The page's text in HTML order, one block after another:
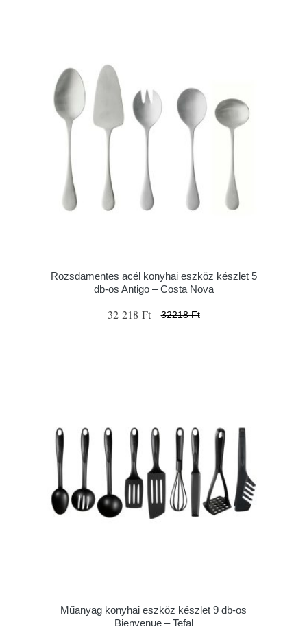
Rozsdamentes acél konyhai eszköz készlet 5
db-os Antigo – Costa Nova
32 218 Ft 32218 Ft
Műanyag konyhai eszköz készlet 9 db-os
Bienvenue – Tefal